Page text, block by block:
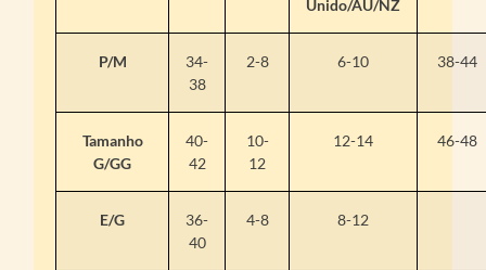
Unido/AU/NZ
P/M
34-
38
2-8 6-10 38-44
Tamanho
G/GG
40-
42
10-
12
12-14 46-48
E/G
36-
40
4-8 8-12